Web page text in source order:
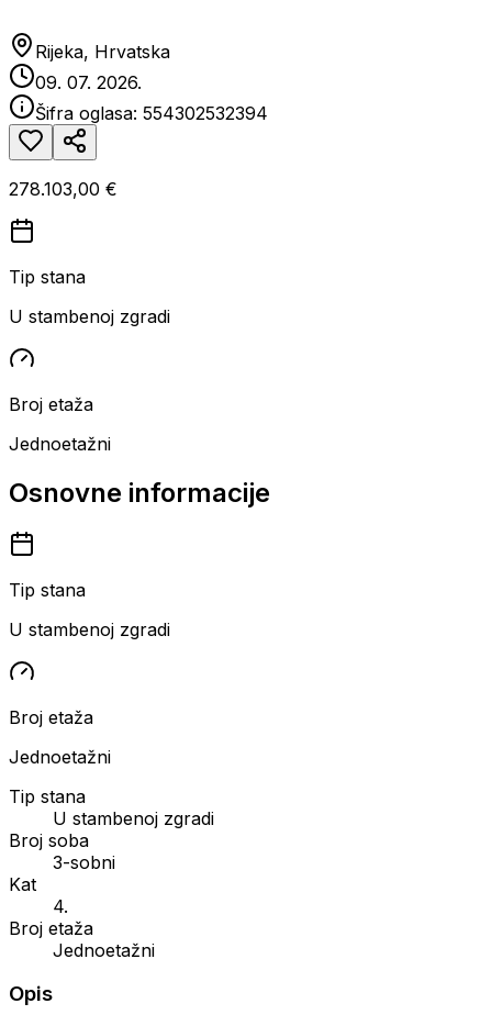
Rijeka, Hrvatska
09. 07. 2026.
Šifra oglasa: 554302532394
278.103,00 €
Tip stana
U stambenoj zgradi
Broj etaža
Jednoetažni
Osnovne informacije
Tip stana
U stambenoj zgradi
Broj etaža
Jednoetažni
Tip stana
U stambenoj zgradi
Broj soba
3-sobni
Kat
4.
Broj etaža
Jednoetažni
Opis